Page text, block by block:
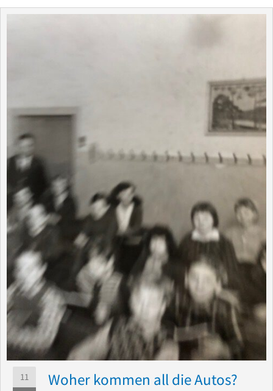
11 Woher kommen all die Autos?